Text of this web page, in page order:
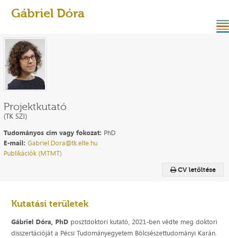
Gábriel Dóra
CV letöltése
Projektkutató
(TK SZI)
Tudományos cím vagy fokozat: PhD
E-mail: Gabriel.Dora@tk.elte.hu
Publikációk (MTMT)
Kutatási területek
Gábriel Dóra, PhD posztdoktori kutató, 2021-ben védte meg doktori
disszertációját a Pécsi Tudományegyetem Bölcsészettudományi Karán.